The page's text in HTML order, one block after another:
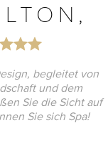
begleitet von
und dem
Sie die Sicht auf
Sie sich Spa!